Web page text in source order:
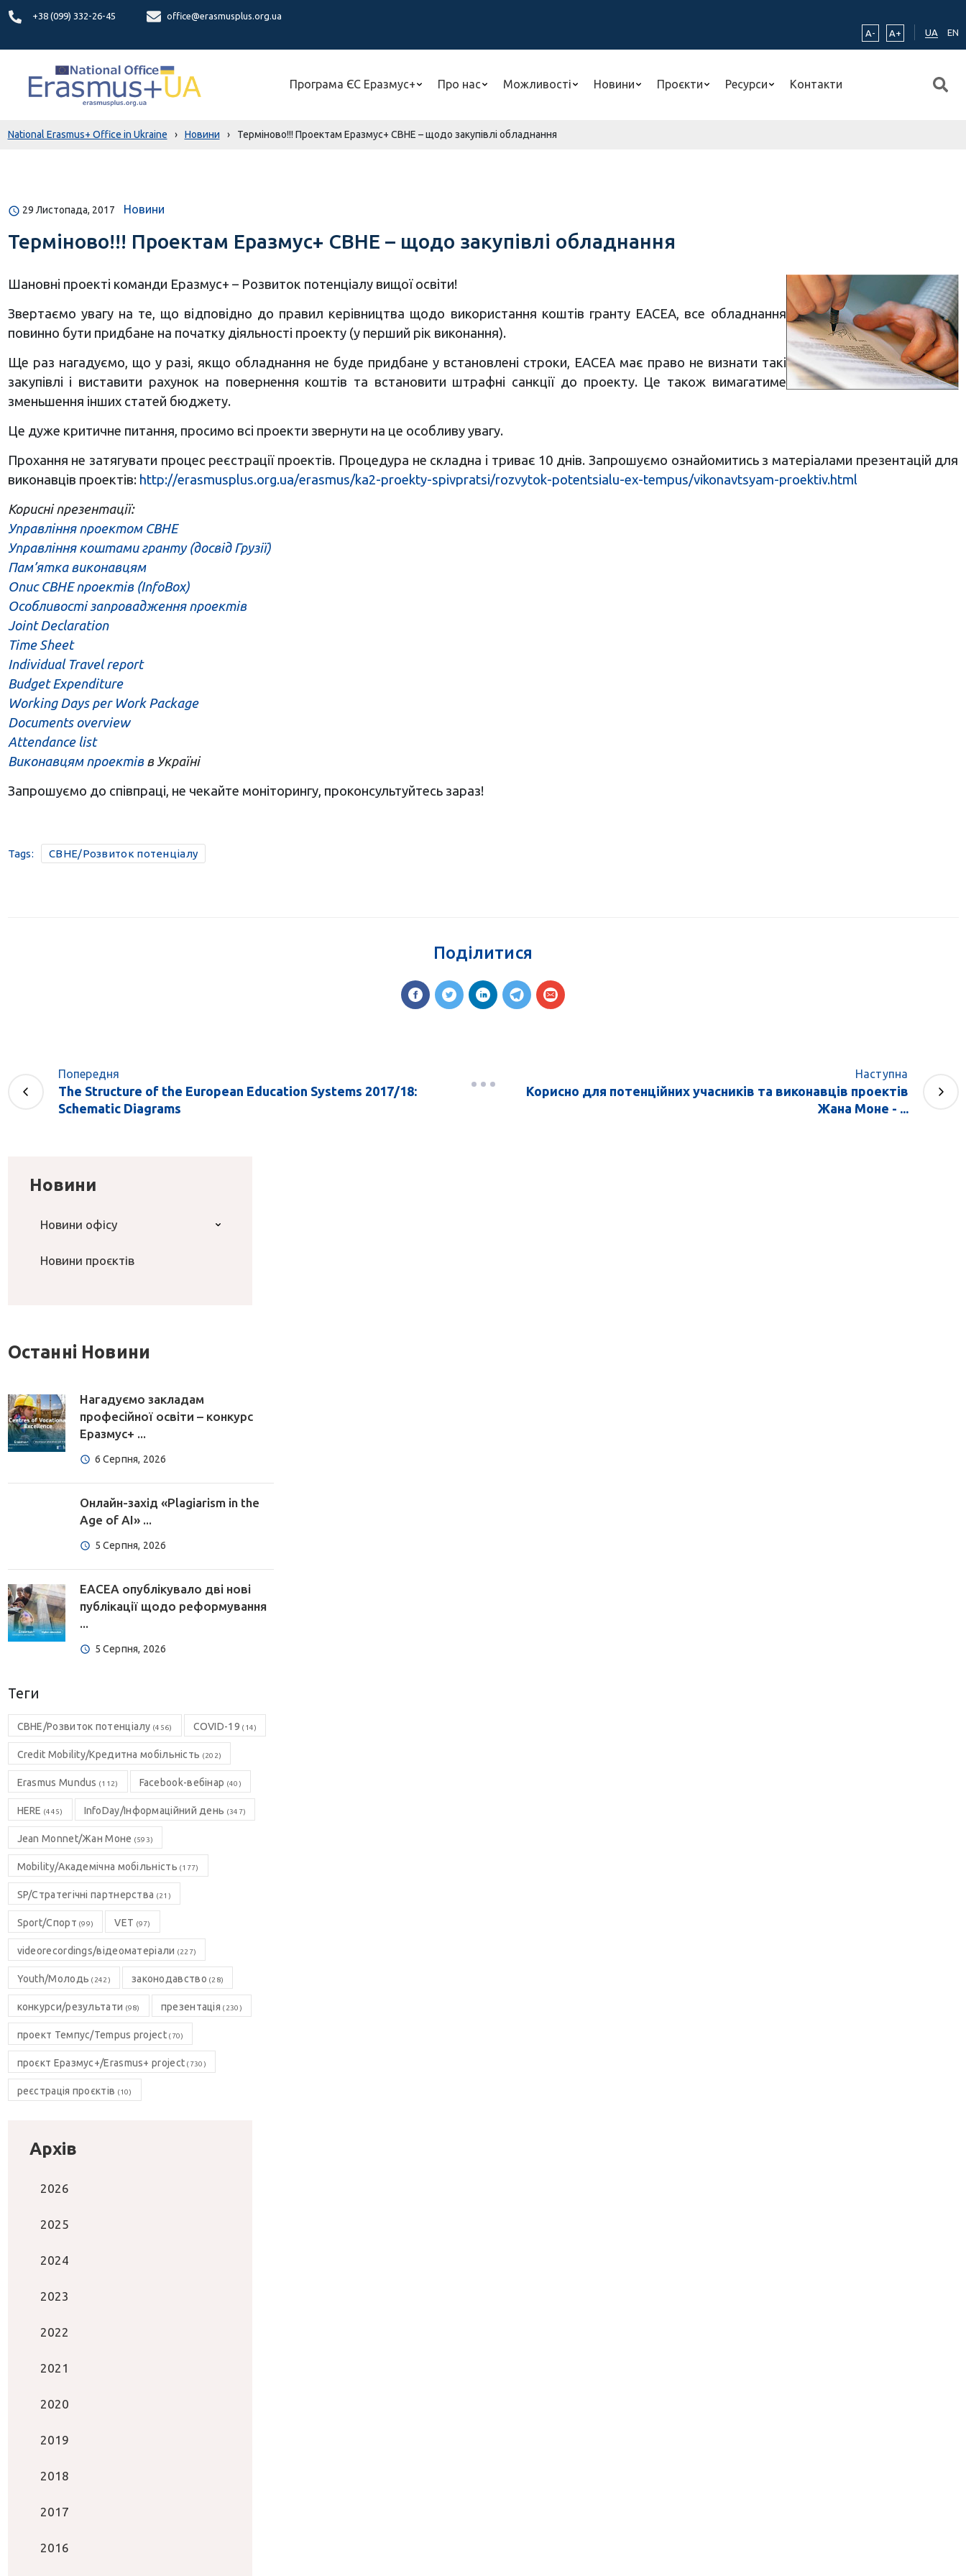
+38 (099) 332-26-45
office@erasmusplus.org.ua
A-
A+ UA EN
Програма ЄС Еразмус+ Про нас Можливості Новини Проєкти Ресурси Контакти
National Erasmus+ Office in Ukraine › Новини › Терміново!!! Проектам Еразмус+ СВНЕ – щодо закупівлі обладнання
29 Листопада, 2017 Новини
Терміново!!! Проектам Еразмус+ СВНЕ – щодо закупівлі обладнання
Шановні проекті команди Еразмус+ – Розвиток потенціалу вищої освіти!
Звертаємо увагу на те, що відповідно до правил керівництва щодо використання коштів гранту ЕАСЕА, все обладнання
повинно бути придбане на початку діяльності проекту (у перший рік виконання).
Ще раз нагадуємо, що у разі, якщо обладнання не буде придбане у встановлені строки, ЕАСЕА має право не визнати такі
закупівлі і виставити рахунок на повернення коштів та встановити штрафні санкції до проекту. Це також вимагатиме
зменьшення інших статей бюджету.
Це дуже критичне питання, просимо всі проекти звернути на це особливу увагу.
Прохання не затягувати процес реєстрації проектів. Процедура не складна і триває 10 днів. Запрошуємо ознайомитись з матеріалами презентацій для
виконавців проектів:http://erasmusplus.org.ua/erasmus/ka2-proekty-spivpratsi/rozvytok-potentsialu-ex-tempus/vikonavtsyam-proektiv.html
Корисні презентації:
Управління проектом СВНЕ
Управління коштами гранту (досвід Грузії)
Пам’ятка виконавцям
Опис CBHE проектів (InfoBox)
Особливості запровадження проектів
Joint Declaration
Time Sheet
Individual Travel report
Budget Expenditure
Working Days per Work Package
Documents overview
Attendance list
Виконавцям проектівв Україні
Запрошуємо до співпраці, не чекайте моніторингу, проконсультуйтесь зараз!
Tags: CBHE/Розвиток потенціалу
Поділитися
Попередня
The Structure of the European Education Systems 2017/18:
Schematic Diagrams
Наступна
Корисно для потенційних учасників та виконавців проектів
Жана Моне - ...
Новини
Новини офісу
Новини проєктів
Останні Новини
Нагадуємо закладам
професійної освіти – конкурс
Еразмус+ ...
6 Серпня, 2026
Онлайн-захід «Plagiarism in the
Age of AI» ...
5 Серпня, 2026
EACEA опублікувало дві нові
публікації щодо реформування
...
5 Серпня, 2026
Теги
CBHE/Розвиток потенціалу (456) COVID-19 (14)
Credit Mobility/Кредитна мобільність (202)
Erasmus Mundus (112) Facebook-вебінар (40)
HERE (445) InfoDay/Інформаційний день (347)
Jean Monnet/Жан Моне (593)
Mobility/Академічна мобільність (177)
SP/Стратегічні партнерства (21)
Sport/Спорт (99) VET (97)
videorecordings/відеоматеріали (227)
Youth/Молодь (242) законодавство (28)
конкурси/результати (98) презентація (230)
проект Темпус/Tempus project(70)
проєкт Еразмус+/Erasmus+ project (730)
реєстрація проєктів (10)
Архів
2026
2025
2024
2023
2022
2021
2020
2019
2018
2017
2016